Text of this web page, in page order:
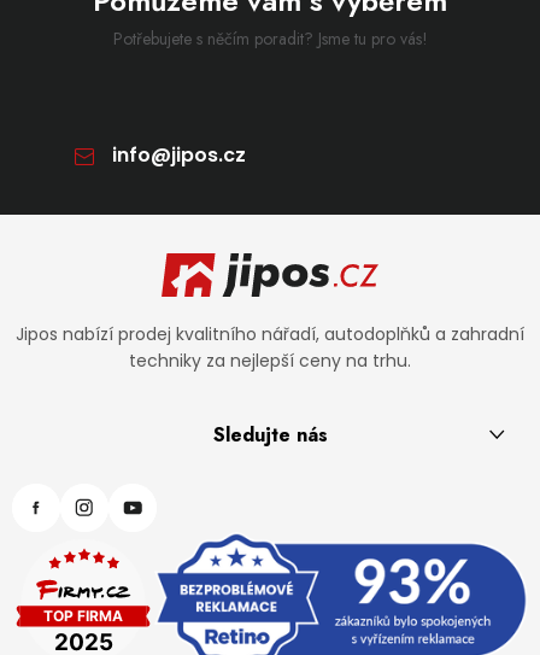
Potřebujete s něčím poradit? Jsme tu pro vás!
info@jipos.cz
Jipos nabízí prodej kvalitního nářadí, autodoplňků a zahradní
techniky za nejlepší ceny na trhu.
Sledujte nás